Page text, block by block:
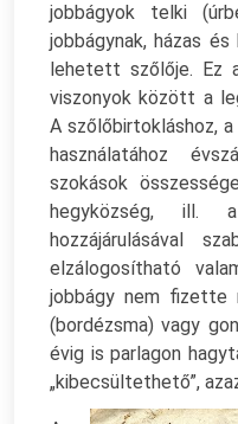
jobbágyok telki
jobbágynak, házas
lehetett szőlője. Ez
viszonyok között a
A szőlőbirtokláshoz,
használatához
szokások
hegyközség, ill.
hozzájárulásával
elzálogosítható
jobbágy nem fizette
(bordézsma) vagy
évig is parlagon
„kibecsültethető”,